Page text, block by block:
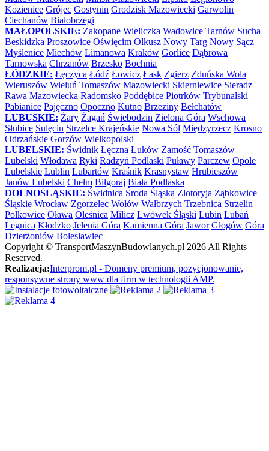
Kozienice Grójec Gostynin Grodzisk Mazowiecki Garwolin
Ciechanów Białobrzegi
MAŁOPOLSKIE: Zakopane Wieliczka Wadowice Tarnów Sucha
Beskidzka Proszowice Oświęcim Olkusz Nowy Targ Nowy Sącz
Myślenice Miechów Limanowa Kraków Gorlice Dąbrowa
Tarnowska Chrzanów Brzesko Bochnia
ŁÓDZKIE: Łęczyca Łódź Łowicz Łask Zgierz Zduńska Wola
Wieruszów Wieluń Tomaszów Mazowiecki Skierniewice Sieradz
Rawa Mazowiecka Radomsko Poddębice Piotrków Trybunalski
Pabianice Pajęczno Opoczno Kutno Brzeziny Bełchatów
LUBUSKIE: Żary Żagań Świebodzin Zielona Góra Wschowa
Słubice Sulęcin Strzelce Krajeńskie Nowa Sól Międzyrzecz Krosno
Odrzańskie Gorzów Wielkopolski
LUBELSKIE: Świdnik Łęczna Łuków Zamość Tomaszów
Lubelski Włodawa Ryki Radzyń Podlaski Puławy Parczew Opole
Lubelskie Lublin Lubartów Kraśnik Krasnystaw Hrubieszów
Janów Lubelski Chełm Biłgoraj Biała Podlaska
DOLNOŚLĄSKIE: Świdnica Środa Śląska Złotoryja Ząbkowice
Śląskie Wrocław Zgorzelec Wołów Wałbrzych Trzebnica Strzelin
Polkowice Oława Oleśnica Milicz Lwówek Śląski Lubin Lubań
Legnica Kłodzko Jelenia Góra Kamienna Góra Jawor Głogów Góra
Dzierżoniów Bolesławiec
Copyright © TransportMaszynBudowlanych.pl 2026 All Rights
Reserved.
Realizacja:Interprom.pl - Domeny premium, pozycjonowanie,
responsywne strony www dla firm w technologii AMP.